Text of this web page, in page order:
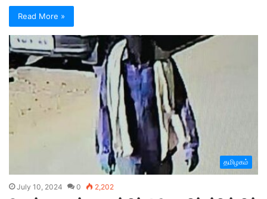
Read More »
தமிழகம்
July 10, 2024 0 2,202